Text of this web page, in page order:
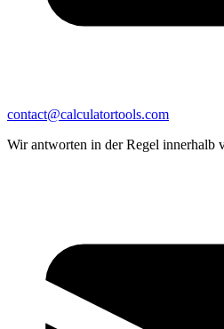
contact@calculatortools.com
Wir antworten in der Regel innerhalb